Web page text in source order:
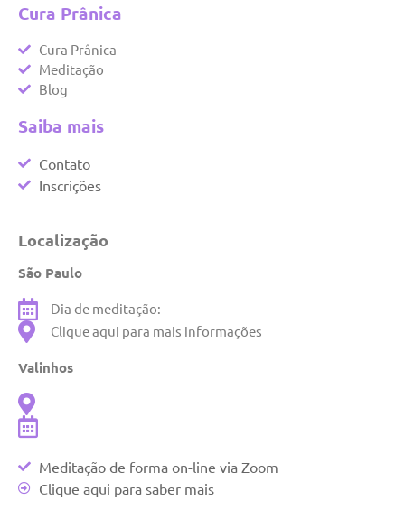
Cura Prânica
Cura Prânica
Meditação
Blog
Saiba mais
Contato
Inscrições
Localização
São Paulo
Dia de meditação:
Clique aqui para mais informações
Valinhos
Meditação de forma on-line via Zoom
Clique aqui para saber mais